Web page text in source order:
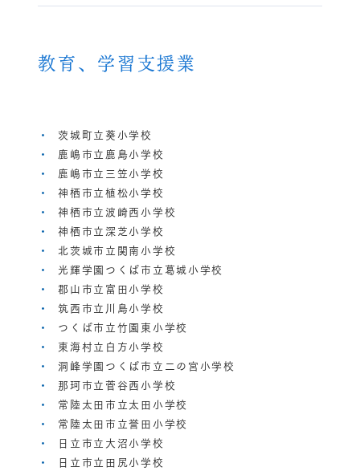
教育、学習支援業
茨城町立葵小学校
鹿嶋市立鹿島小学校
鹿嶋市立三笠小学校
神栖市立植松小学校
神栖市立波崎西小学校
神栖市立深芝小学校
北茨城市立関南小学校
光輝学園つくば市立葛城小学校
郡山市立富田小学校
筑西市立川島小学校
つくば市立竹園東小学校
東海村立白方小学校
洞峰学園つくば市立二の宮小学校
那珂市立菅谷西小学校
常陸太田市立太田小学校
常陸太田市立誉田小学校
日立市立大沼小学校
日立市立田尻小学校